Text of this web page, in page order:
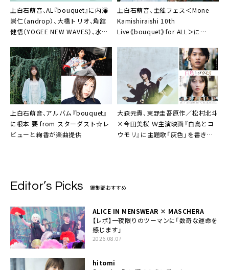
上白石萌音、AL『bouquet』に内澤
崇仁（androp）、大橋トリオ、角舘
健悟（YOGEE NEW WAVES）、水野
の楽曲提供が明らかに
上白石萌音、主催フェス＜Mone
Kamishiraishi 10th
Live《bouquet》for ALL＞に
として初の姉妹共演が実現
上白石萌音、アルバム『bouquet』
に根本 要 from スターダスト☆レ
ビューと絢香が楽曲提供
大森元貴、東野圭吾原作／松村北斗
×今田美桜 Ｗ主演映画『白鳥とコ
ウモリ』に主題歌「灰色」を書き下
Editor’s Picks 編集部おすすめ
ALICE IN MENSWEAR × MASCHERA
【レポ】一夜限りのツーマンに「数奇な運命を
感じます」
2026.08.07
hitomi